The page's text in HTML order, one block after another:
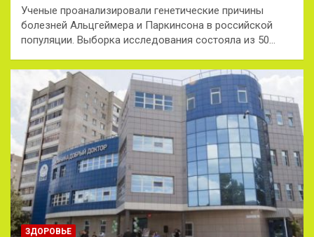
Ученые проанализировали генетические причины
болезней Альцгеймера и Паркинсона в российской
популяции. Выборка исследования состояла из 50…
ЗДОРОВЬЕ